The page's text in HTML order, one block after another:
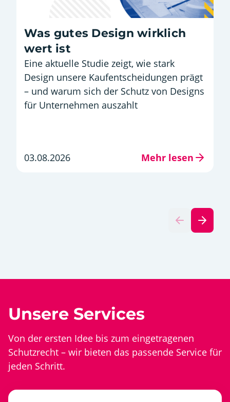
Was gutes Design wirklich
wert ist
Eine aktuelle Studie zeigt, wie stark
Design unsere Kaufentscheidungen prägt
– und warum sich der Schutz von Designs
für Unternehmen auszahlt
03.08.2026 Mehr lesen
Unsere Services
Von der ersten Idee bis zum eingetragenen
Schutzrecht – wir bieten das passende Service für
jeden Schritt.